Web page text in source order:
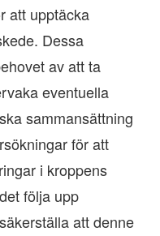
att upptäcka
Dessa
av att ta
eventuella
sammansättning
för att
i kroppens
följa upp
att denne